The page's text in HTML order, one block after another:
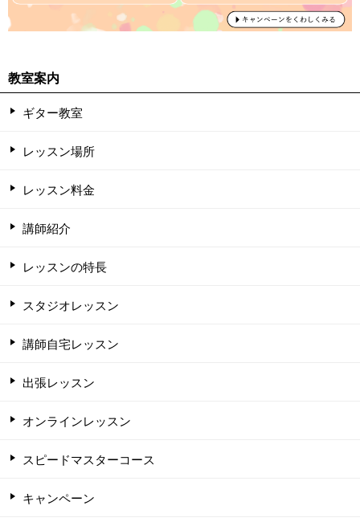
教室案内
ギター教室
レッスン場所
レッスン料金
講師紹介
レッスンの特長
スタジオレッスン
講師自宅レッスン
出張レッスン
オンラインレッスン
スピードマスターコース
キャンペーン